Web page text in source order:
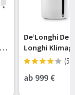
De’Longhi De
Longhi
PAC EX100
Kühlleistung,
ab 999 €